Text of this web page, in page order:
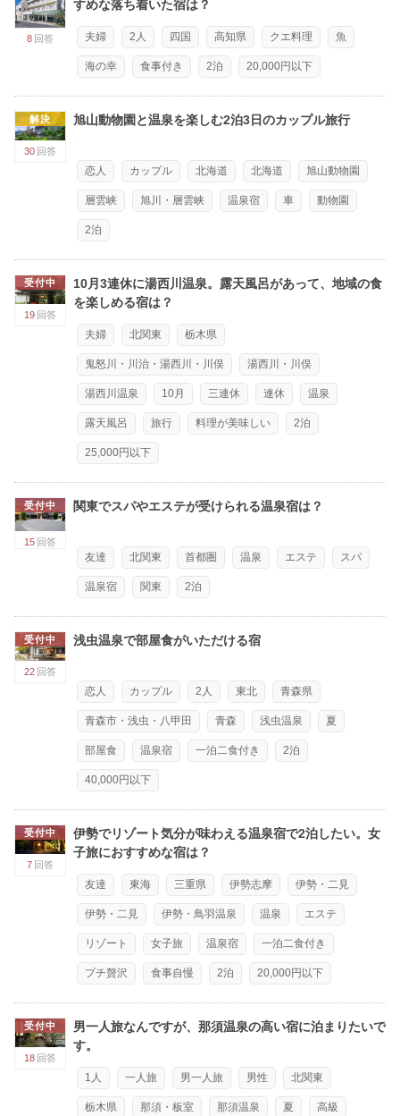
8 回答
すめな落ち着いた宿は？
夫婦 2人 四国 高知県 クエ料理 魚
海の幸 食事付き 2泊 20,000円以下
解決
30 回答
旭山動物園と温泉を楽しむ2泊3日のカップル旅行
恋人 カップル 北海道 北海道 旭山動物園
層雲峡 旭川・層雲峡 温泉宿 車 動物園
2泊
受付中
19 回答
10月3連休に湯西川温泉。露天風呂があって、地域の食
を楽しめる宿は？
夫婦 北関東 栃木県
鬼怒川・川治・湯西川・川俣 湯西川・川俣
湯西川温泉 10月 三連休 連休 温泉
露天風呂 旅行 料理が美味しい 2泊
25,000円以下
受付中
15 回答
関東でスパやエステが受けられる温泉宿は？
友達 北関東 首都圏 温泉 エステ スパ
温泉宿 関東 2泊
受付中
22 回答
浅虫温泉で部屋食がいただける宿
恋人 カップル 2人 東北 青森県
青森市・浅虫・八甲田 青森 浅虫温泉 夏
部屋食 温泉宿 一泊二食付き 2泊
40,000円以下
受付中
7 回答
伊勢でリゾート気分が味わえる温泉宿で2泊したい。女
子旅におすすめな宿は？
友達 東海 三重県 伊勢志摩 伊勢・二見
伊勢・二見 伊勢・鳥羽温泉 温泉 エステ
リゾート 女子旅 温泉宿 一泊二食付き
プチ贅沢 食事自慢 2泊 20,000円以下
受付中
18 回答
男一人旅なんですが、那須温泉の高い宿に泊まりたいで
す。
1人 一人旅 男一人旅 男性 北関東
栃木県 那須・板室 那須温泉 夏 高級